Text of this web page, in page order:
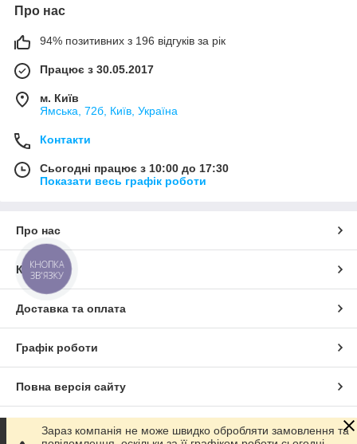
Про нас
94% позитивних з 196 відгуків за рік
Працює з 30.05.2017
м. Київ
Ямська, 72б, Київ, Україна
Контакти
Сьогодні працює з 10:00 до 17:30
Показати весь графік роботи
Про нас
Контакти
Доставка та оплата
Графік роботи
Повна версія сайту
Сайт створено на маркетплейсіProm.ua
Зараз компанія не може швидко обробляти замовлення та
КНОПКА
ЗВ'ЯЗКУ